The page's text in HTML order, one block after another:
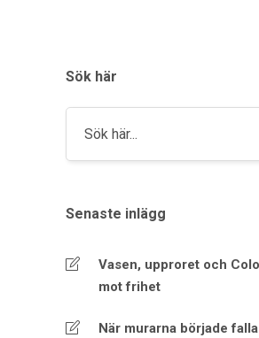
Sök här
Senaste inlägg
Vasen, upproret och
mot frihet
När murarna började